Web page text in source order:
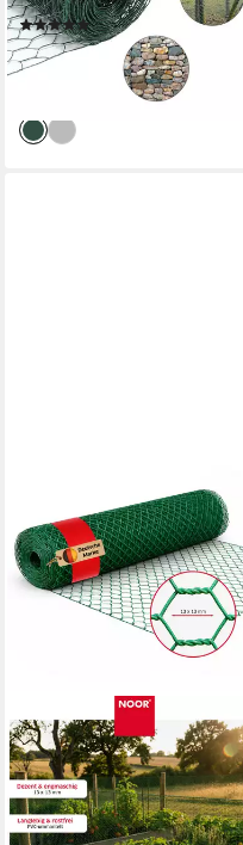
(1)
27,99 € UVP 55,49 €
-50%
lieferbar - in 4-5 Werktagen bei dir